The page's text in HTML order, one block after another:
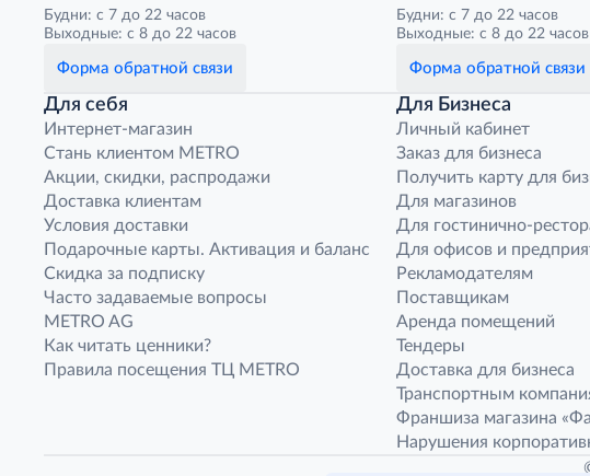
Будни: с 7 до 22 часов
Выходные: с 8 до 22 часов
Форма обратной связи
Будни: с 7 до 22 часов
Выходные: с 8 до 22 часов
Форма обратной связи
Для себя
Интернет-магазин
Стань клиентом METRO
Акции, скидки, распродажи
Доставка клиентам
Условия доставки
Подарочные карты. Активация и баланс
Скидка за подписку
Часто задаваемые вопросы
METRO AG
Как читать ценники?
Правила посещения ТЦ METRO
Для Бизнеса
Личный кабинет
Заказ для бизнеса
Получить карту для
Для магазинов
Для гостинично-
Для офисов и
Рекламодателям
Поставщикам
Аренда помещений
Тендеры
Доставка для бизнеса
Транспортным
Франшиза магазина
Нарушения